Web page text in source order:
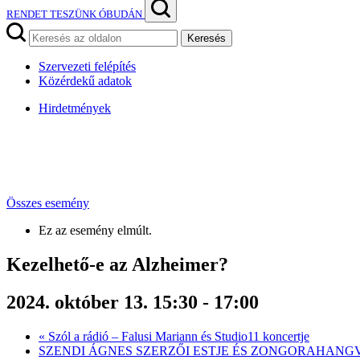
RENDET TESZÜNK ÓBUDÁN
Keresés
Szervezeti felépítés
Közérdekű adatok
Hirdetmények
Összes esemény
Ez az esemény elmúlt.
Kezelhető-e az Alzheimer?
2024. október 13. 15:30 - 17:00
« Szól a rádió – Falusi Mariann és Studio11 koncertje
SZENDI ÁGNES SZERZŐI ESTJE ÉS